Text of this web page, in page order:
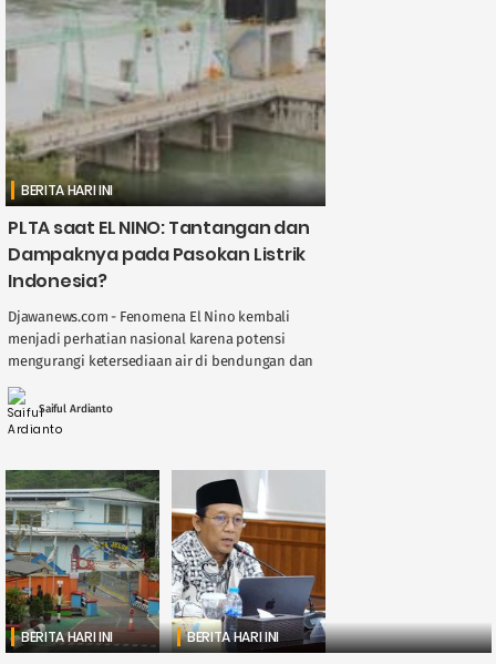
BERITA HARI INI
PLTA saat EL NINO: Tantangan dan
Dampaknya pada Pasokan Listrik
Indonesia?
Djawanews.com - Fenomena El Nino kembali
menjadi perhatian nasional karena potensi
mengurangi ketersediaan air di bendungan dan
Pembangkit Listrik Tenaga Air ( ....
Saiful Ardianto
BERITA HARI INI BERITA HARI INI